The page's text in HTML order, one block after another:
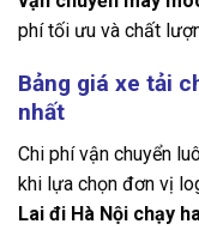
phí tối ưu và chất
Bảng giá xe tải
nhất
Chi phí vận chuyển
khi lựa chọn đơn vị
Lai đi Hà Nội chạy